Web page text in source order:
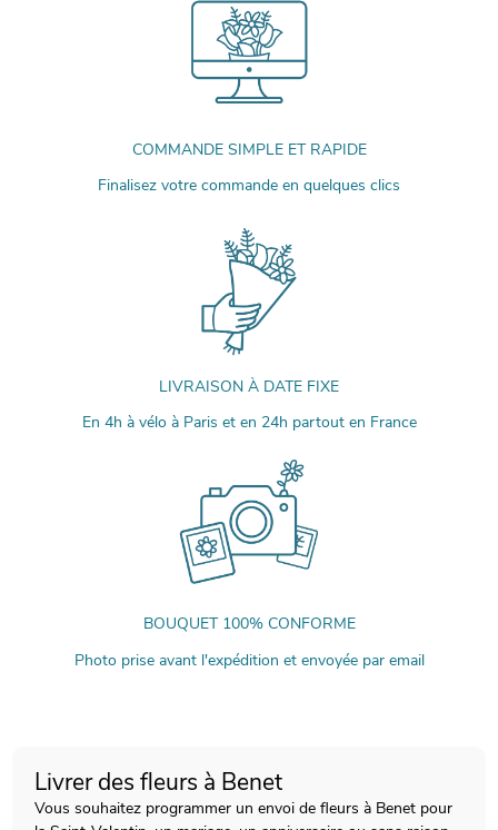
COMMANDE SIMPLE ET RAPIDE
Finalisez votre commande en quelques clics
LIVRAISON À DATE FIXE
En 4h à vélo à Paris et en 24h partout en France
BOUQUET 100% CONFORME
Photo prise avant l'expédition et envoyée par email
Livrer des fleurs à Benet
Vous souhaitez programmer un envoi de fleurs à Benet pour